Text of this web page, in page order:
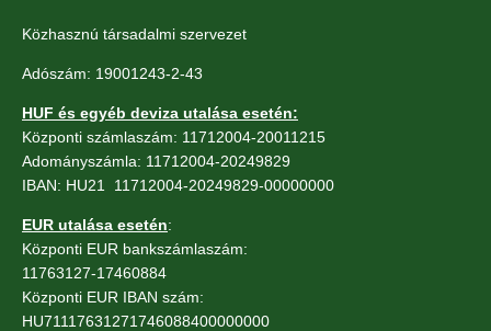
Közhasznú társadalmi szervezet
Adószám: 19001243-2-43
HUF és egyéb deviza utalása esetén:
Központi számlaszám: 11712004-20011215
Adományszámla: 11712004-20249829
IBAN: HU21 11712004-20249829-00000000
EUR utalása esetén:
Központi EUR bankszámlaszám:
11763127-17460884
Központi EUR IBAN szám:
HU71117631271746088400000000